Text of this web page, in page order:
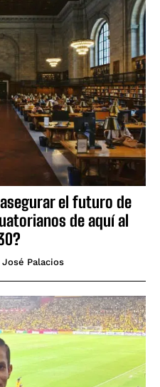
el futuro de
de aquí al
Palacios